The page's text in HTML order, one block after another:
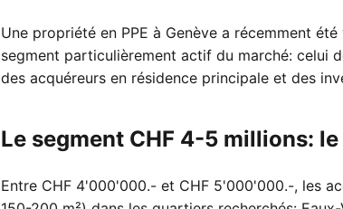
Une propriété en PPE à Genève a récemment
segment particulièrement actif du marché: celui
des acquéreurs en résidence principale et des
Le segment CHF 4-5 millions:
Entre CHF 4'000'000.- et CHF 5'000'000.-, les